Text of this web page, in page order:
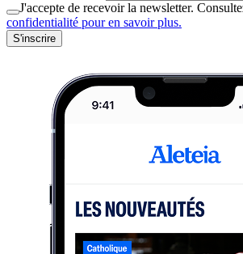
J'accepte de recevoir la newsletter.
confidentialité pour en savoir plus.
S'inscrire